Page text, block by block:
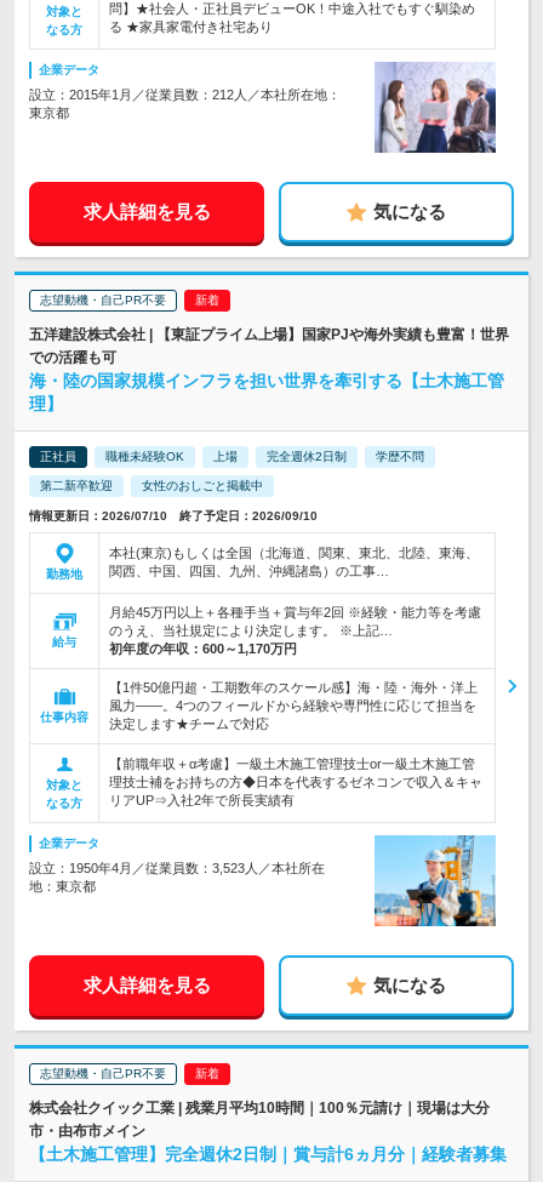
対象と
なる方
問】★社会人・正社員デビューOK！中途入社でもすぐ馴染め
る ★家具家電付き社宅あり
企業データ
設立：2015年1月／従業員数：212人／本社所在地：
東京都
求人詳細を見る 気になる
志望動機・自己PR不要
五洋建設株式会社 | 【東証プライム上場】国家PJや海外実績も豊富！世界
での活躍も可
海・陸の国家規模インフラを担い世界を牽引する【土木施工管
理】
正社員 職種未経験OK 上場 完全週休2日制 学歴不問
第二新卒歓迎 女性のおしごと掲載中
情報更新日：2026/07/10 終了予定日：2026/09/10
勤務地
本社(東京)もしくは全国（北海道、関東、東北、北陸、東海、
関西、中国、四国、九州、沖縄諸島）の工事…
給与
月給45万円以上＋各種手当＋賞与年2回 ※経験・能力等を考慮
のうえ、当社規定により決定します。 ※上記…
初年度の年収： 600～1,170万円
仕事内容
【1件50億円超・工期数年のスケール感】海・陸・海外・洋上
風力――。4つのフィールドから経験や専門性に応じて担当を
決定します★チームで対応
対象と
なる方
【前職年収＋α考慮】一級土木施工管理技士or一級土木施工管
理技士補をお持ちの方◆日本を代表するゼネコンで収入＆キャ
リアUP⇒入社2年で所長実績有
企業データ
設立：1950年4月／従業員数：3,523人／本社所在
地：東京都
求人詳細を見る 気になる
志望動機・自己PR不要
株式会社クイック工業 | 残業月平均10時間｜100％元請け｜現場は大分
市・由布市メイン
【土木施工管理】完全週休2日制｜賞与計6ヵ月分｜経験者募集